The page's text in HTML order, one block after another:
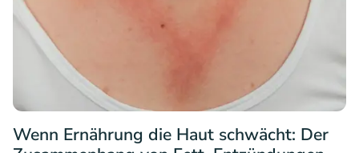
Wenn Ernährung die Haut schwächt: Der